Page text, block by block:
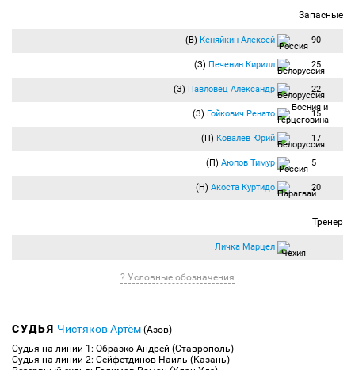
Запасные
(В) Кеняйкин Алексей 90
(З) Печенин Кирилл 25
(З) Павловец Александр 22
(З) Гойкович Ренато 15
(П) Ковалёв Юрий 17
(П) Аюпов Тимур 5
(Н) Акоста Куртидо 20
Тренер
Личка Марцел
? Условные обозначения
СУДЬЯ Чистяков Артём (Азов)
Судья на линии 1: Образко Андрей (Ставрополь)
Судья на линии 2: Сейфетдинов Наиль (Казань)